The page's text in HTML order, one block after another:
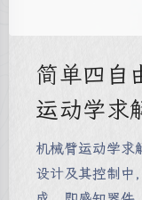
简单四自
运动学求
机械臂运动学求
设计及其控制中